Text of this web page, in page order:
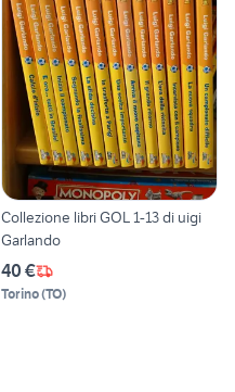
Collezione libri GOL 1-13 di uigi
Garlando
40 €
Torino(TO)